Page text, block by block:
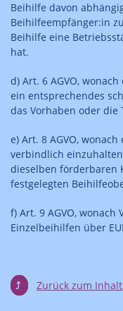
Beihilfe davon
Beihilfeempfänger:in
Beihilfe eine
hat.
d) Art. 6 AGVO,
ein entsprechendes
das Vorhaben oder
e) Art. 8 AGVO,
verbindlich
dieselben förderbaren
festgelegten
f) Art. 9 AGVO,
Einzelbeihilfen über
⤴ Zurück zum